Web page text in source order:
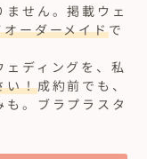
ません。掲載ウェ
オーダーメイドで
ディングを、私
い！成約前でも、
。ブラプラスタ